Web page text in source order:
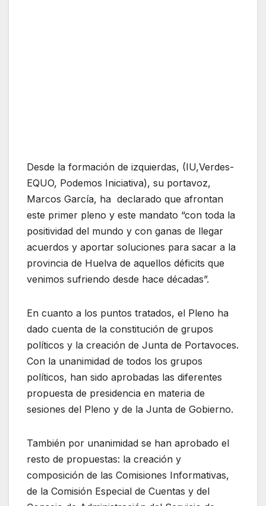
Desde la formación de izquierdas, (IU,Verdes-
EQUO, Podemos Iniciativa), su portavoz,
Marcos García, ha declarado que afrontan
este primer pleno y este mandato “con toda la
positividad del mundo y con ganas de llegar
acuerdos y aportar soluciones para sacar a la
provincia de Huelva de aquellos déficits que
venimos sufriendo desde hace décadas”.
En cuanto a los puntos tratados, el Pleno ha
dado cuenta de la constitución de grupos
políticos y la creación de Junta de Portavoces.
Con la unanimidad de todos los grupos
políticos, han sido aprobadas las diferentes
propuesta de presidencia en materia de
sesiones del Pleno y de la Junta de Gobierno.
También por unanimidad se han aprobado el
resto de propuestas: la creación y
composición de las Comisiones Informativas,
de la Comisión Especial de Cuentas y del